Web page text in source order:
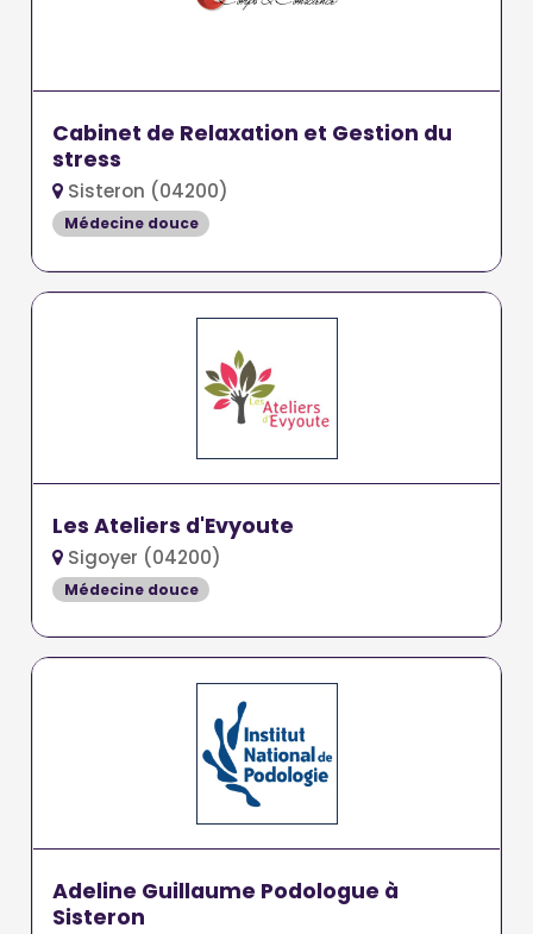
Cabinet de Relaxation et Gestion du
stress
Sisteron (04200)
Médecine douce
Les Ateliers d'Evyoute
Sigoyer (04200)
Médecine douce
Adeline Guillaume Podologue à
Sisteron